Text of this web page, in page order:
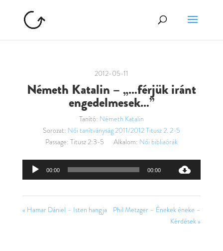
2012-05-11
Németh Katalin – „…férjük iránt
engedelmesek…”
Tanító: Németh Katalin
Sorozat: Női tanítványság 2011/2012 Titusz 2. 2-5
Passage: Titusz 2:3-5 Alkalom: Női bibliaórák
Audió
00:00 00:00
« Hamar Dániel – Isten hangja
Phil Metzger – Énekek éneke –
Kérdések »